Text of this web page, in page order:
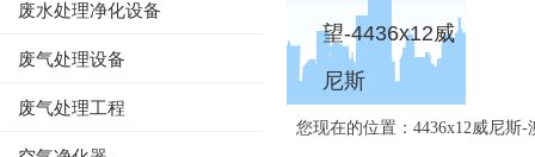
废水处理净化设备
废气处理设备
废气处理工程
望-4436x12威
尼斯
您现在的位置： 4436x12威尼斯-